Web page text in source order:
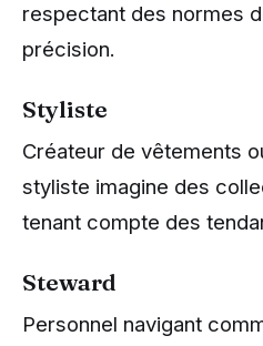
respectant des normes
précision.
Styliste
Créateur de vêtements
styliste imagine des
tenant compte des
Steward
Personnel navigant